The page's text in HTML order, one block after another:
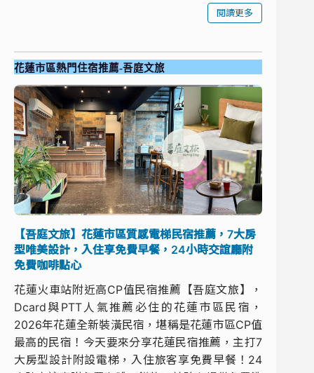
閱讀更多
花蓮市區熱門住宿推薦-吾庭文旅
【吾庭文旅】花蓮市區質感電梯民宿推薦，7大房
型唯美設計，入住享免費早餐，24小時交誼廳附
免費咖啡點心
花蓮火車站附近高CP值民宿推薦【吾庭文旅】，
Dcard與PTT人氣推薦必住的花蓮市區民宿，
2026年花蓮全新裝潢民宿，堪稱是花蓮市區CP值
最高的民宿！今天要來分享花蓮民宿推薦，主打7
大房型設計附設電梯，入住旅客享免費早餐！24